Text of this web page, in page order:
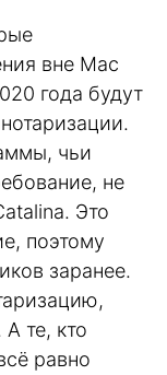
вне Mac
года будут
чьи
не
Это
поэтому
заранее.
те, кто
равно